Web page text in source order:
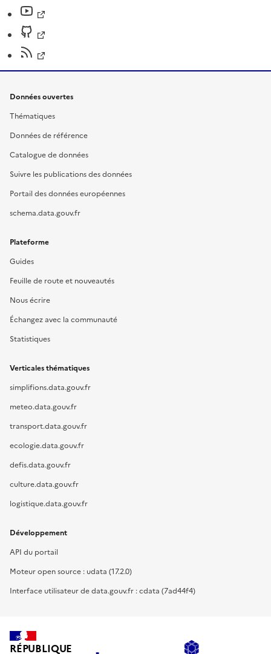
Données ouvertes
Thématiques
Données de référence
Catalogue de données
Suivre les publications des données
Portail des données européennes
schema.data.gouv.fr
Plateforme
Guides
Feuille de route et nouveautés
Nous écrire
Échangez avec la communauté
Statistiques
Verticales thématiques
simplifions.data.gouv.fr
meteo.data.gouv.fr
transport.data.gouv.fr
ecologie.data.gouv.fr
defis.data.gouv.fr
culture.data.gouv.fr
logistique.data.gouv.fr
Développement
API du portail
Moteur open source : udata (17.2.0)
Interface utilisateur de data.gouv.fr : cdata (7ad44f4)
RÉPUBLIQUE